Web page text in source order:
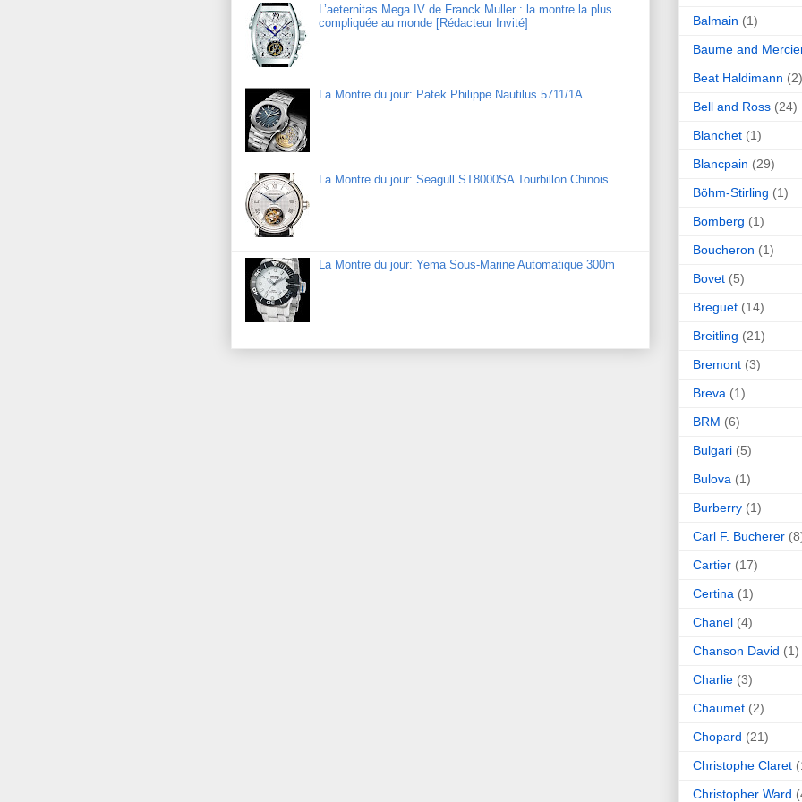
L’aeternitas Mega IV de Franck Muller : la montre la plus
compliquée au monde [Rédacteur Invité]
La Montre du jour: Patek Philippe Nautilus 5711/1A
La Montre du jour: Seagull ST8000SA Tourbillon Chinois
La Montre du jour: Yema Sous-Marine Automatique 300m
Balmain (1)
Baume and
Beat Haldimann (2)
Bell and Ross (24)
Blanchet (1)
Blancpain (29)
Böhm-Stirling (1)
Bomberg (1)
Boucheron (1)
Bovet (5)
Breguet (14)
Breitling (21)
Bremont (3)
Breva (1)
BRM (6)
Bulgari (5)
Bulova (1)
Burberry (1)
Carl F. Bucherer
Cartier (17)
Certina (1)
Chanel (4)
Chanson David (1)
Charlie (3)
Chaumet (2)
Chopard (21)
Christophe Claret
Christopher Ward